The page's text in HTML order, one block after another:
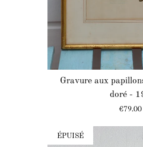
Gravure aux
doré -
Prix
€79.00
ÉPUISÉ